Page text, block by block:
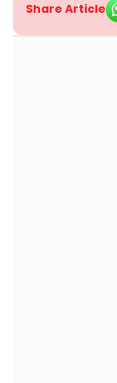
Share Article